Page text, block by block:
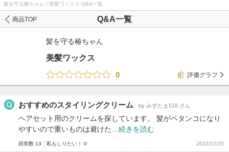
髪を守る椿ちゃん / 美髪ワックス Q&A一覧
Q&A一覧
商品TOP
髪を守る椿ちゃん
美髪ワックス
0
評価グラフ
おすすめのスタイリングクリーム by みずたま516 さん
ヘアセット用のクリームを探しています。 髪がペタンコになり
やすいので重いものは避けた… 続きを読む
回答数 13 私もしりたい！ 0 2023/12/25